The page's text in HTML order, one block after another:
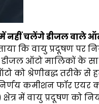
नहीं चलेंगे डीजल वाले
कि वायु प्रदूषण पर
ऑटो मालिकों के
श्रेणीबद्ध तरीके से
कमीशन फॉर एयर
में वायु प्रदूषण को